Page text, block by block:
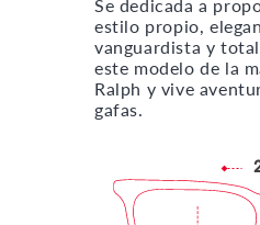
Se dedicada a
estilo propio,
vanguardista y
este modelo de la
Ralph y vive
gafas.